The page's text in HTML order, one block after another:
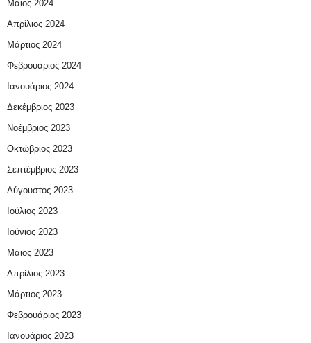
Μάιος 2024
Απρίλιος 2024
Μάρτιος 2024
Φεβρουάριος 2024
Ιανουάριος 2024
Δεκέμβριος 2023
Νοέμβριος 2023
Οκτώβριος 2023
Σεπτέμβριος 2023
Αύγουστος 2023
Ιούλιος 2023
Ιούνιος 2023
Μάιος 2023
Απρίλιος 2023
Μάρτιος 2023
Φεβρουάριος 2023
Ιανουάριος 2023